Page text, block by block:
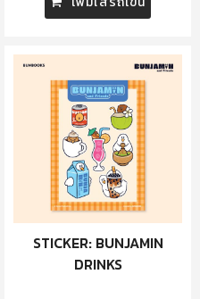
STICKER: BUNJAMIN
DRINKS